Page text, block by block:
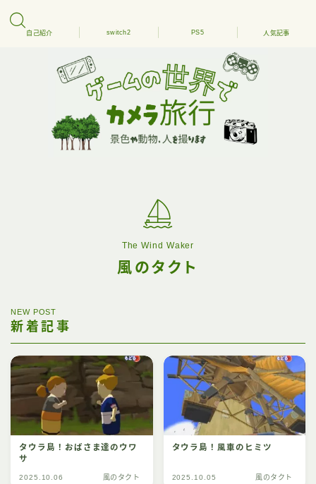
自己紹介 switch2 PS5 人気記事
The Wind Waker
風のタクト
NEW POST
新着記事
タウラ島！おばさま達のウワ
サ
2025.10.06 風のタクト
タウラ島！風車のヒミツ
2025.10.05 風のタクト